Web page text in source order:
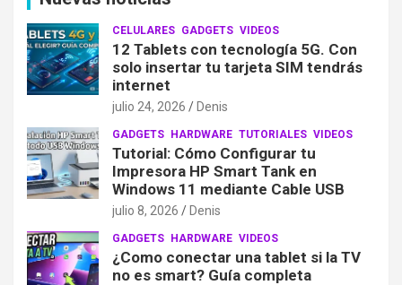
CELULARES GADGETS VIDEOS
12 Tablets con tecnología 5G. Con
solo insertar tu tarjeta SIM tendrás
internet
julio 24, 2026 Denis
GADGETS HARDWARE TUTORIALES VIDEOS
Tutorial: Cómo Configurar tu
Impresora HP Smart Tank en
Windows 11 mediante Cable USB
julio 8, 2026 Denis
GADGETS HARDWARE VIDEOS
¿Como conectar una tablet si la TV
no es smart? Guía completa